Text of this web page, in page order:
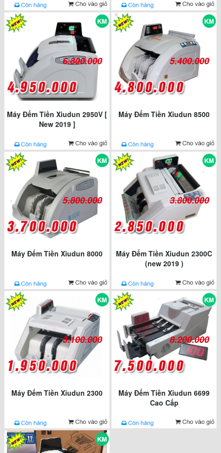
6.800.000
Máy Đếm Tiền Xiudun 2950V [
New 2019 ]
5.400.000
Máy Đếm Tiền Xiudun 8500
5.800.000
Máy Đếm Tiền Xiudun 8000
3.800.000
Máy Đếm Tiền Xiudun 2300C
(new 2019 )
3.100.000
Máy Đếm Tiền Xiudun 2300
8.200.000
Máy Đếm Tiền Xiudun 6699
Cao Cấp